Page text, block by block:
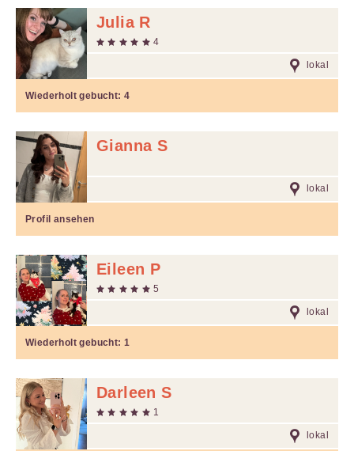
Julia R
4
lokal
Wiederholt gebucht:4
Gianna S
lokal
Profil ansehen
Eileen P
5
lokal
Wiederholt gebucht:1
Darleen S
1
lokal